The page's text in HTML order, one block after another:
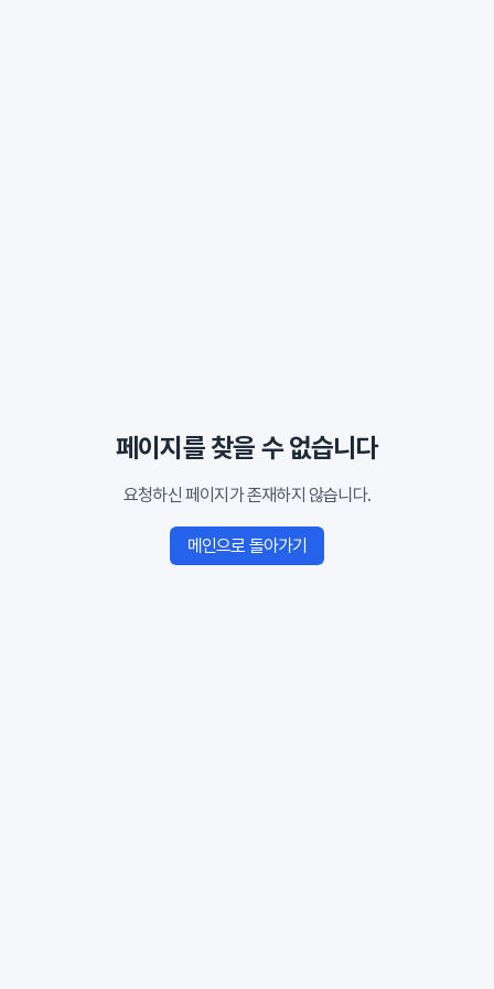
페이지를 찾을 수 없습니다
요청하신 페이지가 존재하지 않습니다.
메인으로 돌아가기